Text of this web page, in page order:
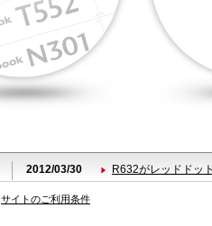
2012/03/30 R632がレッドドッ
サイトのご利用条件